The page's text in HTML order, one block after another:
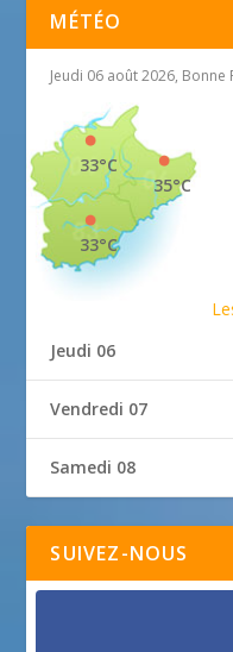
MÉTÉO
Jeudi 06 août 2026, Bonne
35°C
33°C
33°C
Jeudi 06
Vendredi 07
Samedi 08
SUIVEZ-NOUS